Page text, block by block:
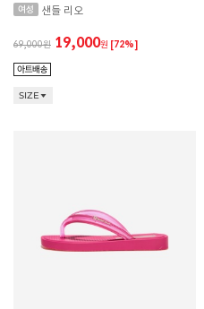
샌들 리오
69,000 19,000원 [72%]
SIZE